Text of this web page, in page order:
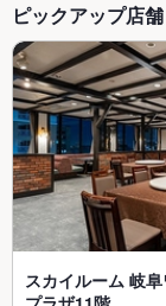
ピックアップ店舗
スカイルーム 岐